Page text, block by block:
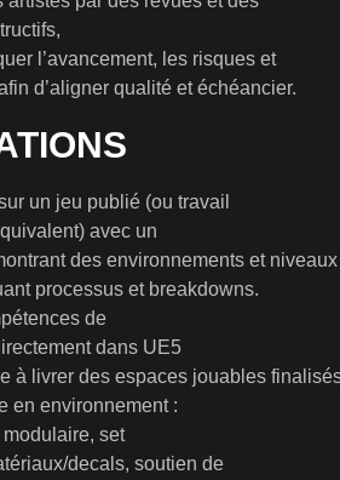
l’avancement, les risques et
d’aligner qualité et échéancier.
un jeu publié (ou travail
avec un
des environnements et
processus et breakdowns.
de
dans UE5
à livrer des espaces jouables
en environnement :
set
decals, soutien de